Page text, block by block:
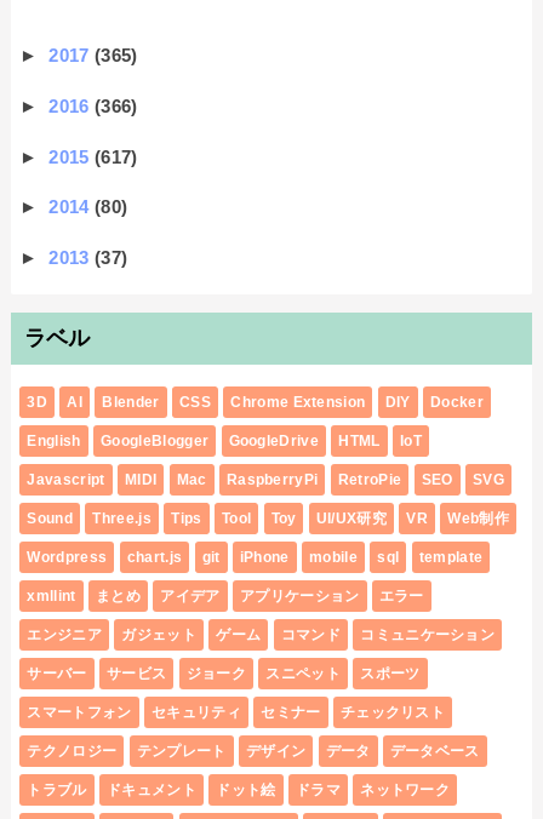
►2017(365)
►2016(366)
►2015(617)
►2014(80)
►2013(37)
ラベル
3D AI Blender CSS Chrome Extension DIY Docker
English GoogleBlogger GoogleDrive HTML IoT
Javascript MIDI Mac RaspberryPi RetroPie SEO SVG
Sound Three.js Tips Tool Toy UI/UX研究 VR Web制作
Wordpress chart.js git iPhone mobile sql template
xmllint まとめ アイデア アプリケーション エラー
エンジニア ガジェット ゲーム コマンド コミュニケーション
サーバー サービス ジョーク スニペット スポーツ
スマートフォン セキュリティ セミナー チェックリスト
テクノロジー テンプレート デザイン データ データベース
トラブル ドキュメント ドット絵 ドラマ ネットワーク